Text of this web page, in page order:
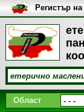
Регистър
България
Област